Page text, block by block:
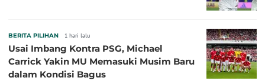
BERITA PILIHAN 1 hari lalu
Usai Imbang Kontra PSG, Michael
Carrick Yakin MU Memasuki Musim Baru
dalam Kondisi Bagus